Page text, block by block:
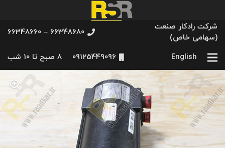
شرکت رادکار صنعت
(سهامی خاص)
66348680 – 66348660
English
09125449096 8 صبح تا 10 شب